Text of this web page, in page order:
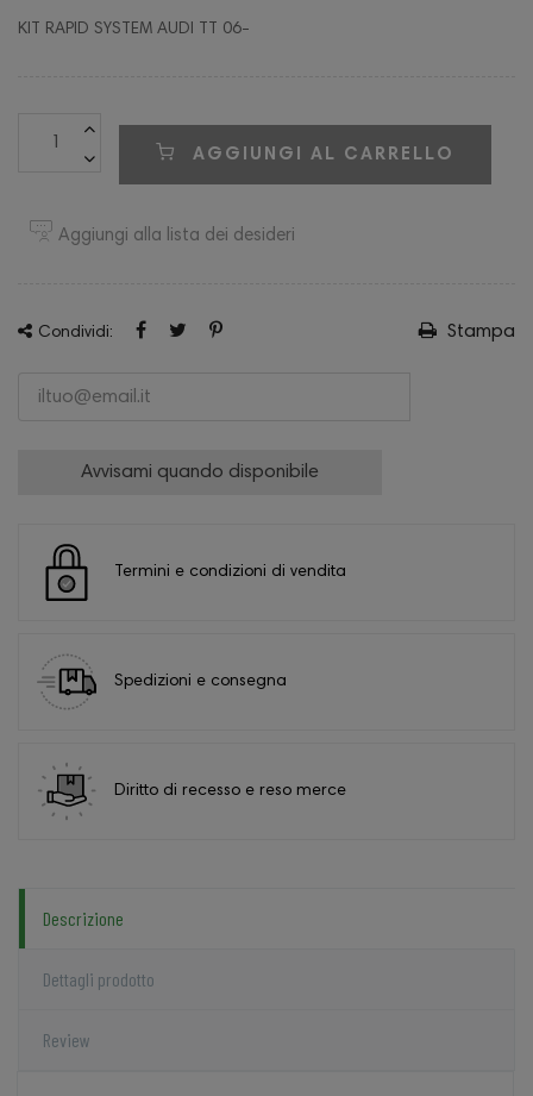
KIT RAPID SYSTEM AUDI TT 06-
AGGIUNGI AL CARRELLO
Aggiungi alla lista dei desideri
Condividi:
Avvisami quando disponibile
Stampa
Termini e condizioni di vendita
Spedizioni e consegna
Diritto di recesso e reso merce
Descrizione
Dettagli prodotto
Review